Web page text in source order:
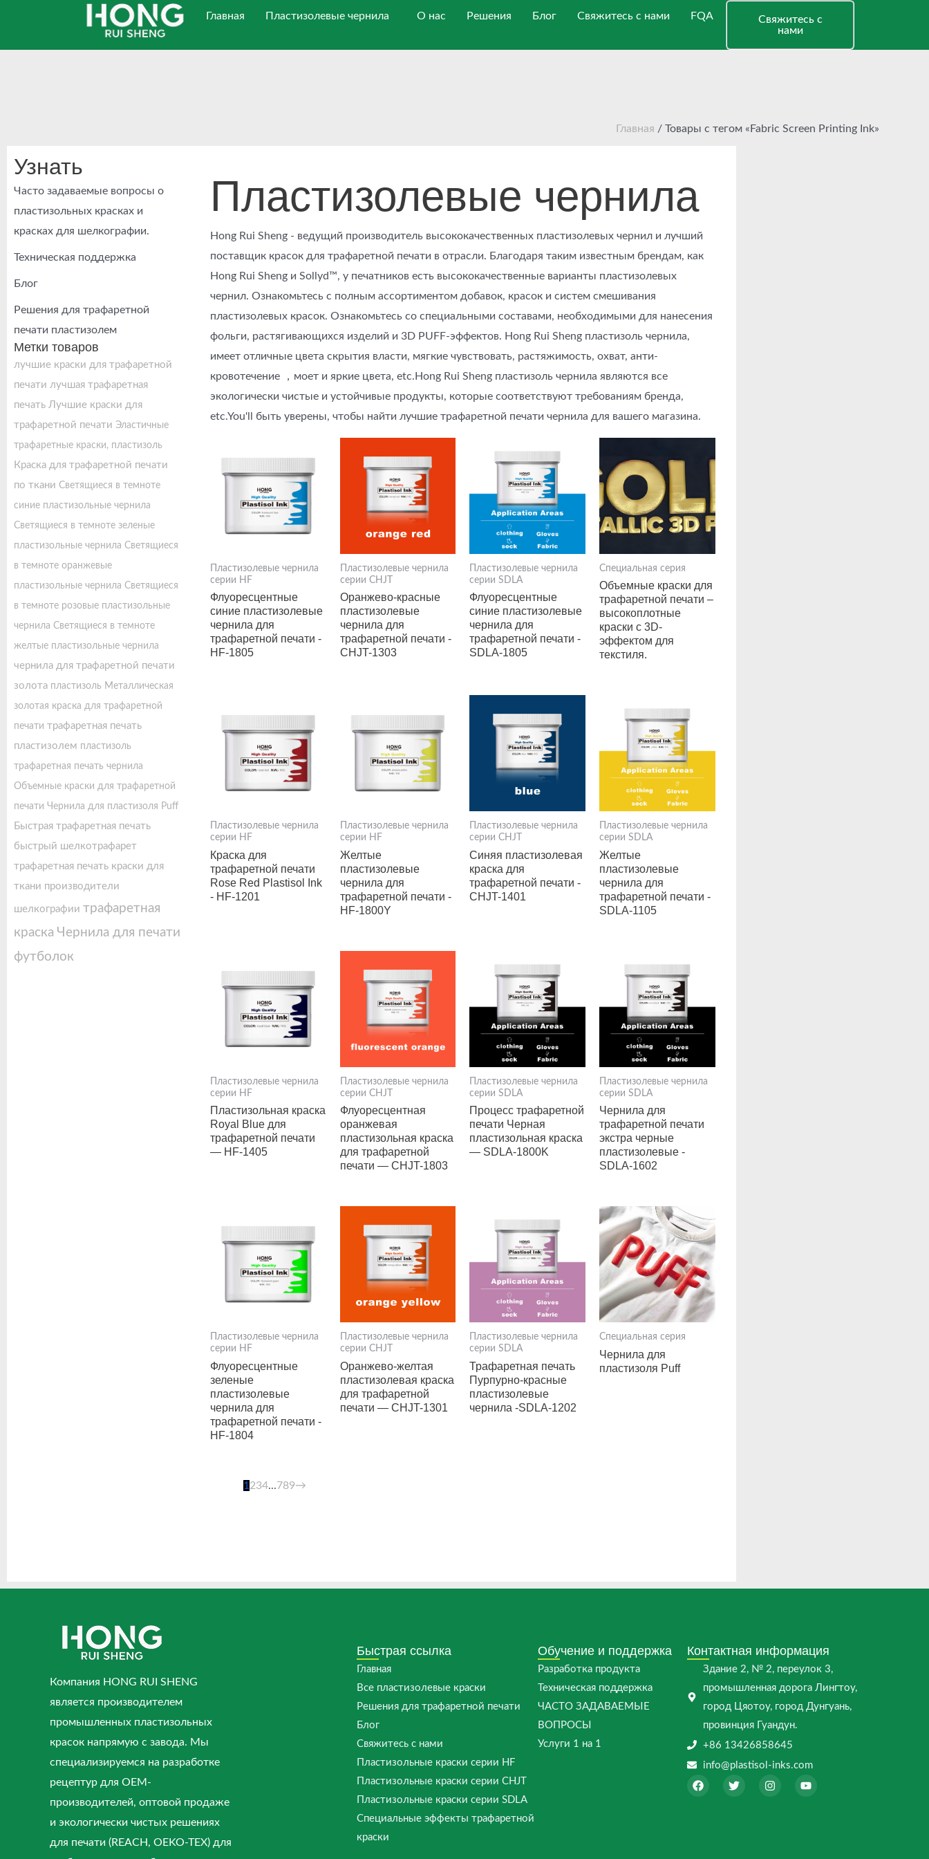
содержанию
Главная Пластизолевые чернила О нас Решения Блог Свяжитесь с нами FQA
Свяжитесь с
нами
Главная / Товары с тегом «Fabric Screen Printing Ink»
Узнать
Часто задаваемые вопросы о
пластизольных красках и
красках для шелкографии.
Техническая поддержка
Блог
Решения для трафаретной
печати пластизолем
Метки товаров
лучшие краски для трафаретной
печати лучшая трафаретная
печать Лучшие краски для
трафаретной печати Эластичные
трафаретные краски, пластизоль
Краска для трафаретной печати
по ткани Светящиеся в темноте
синие пластизольные чернила
Светящиеся в темноте зеленые
пластизольные чернила Светящиеся
в темноте оранжевые
пластизольные чернила Светящиеся
в темноте розовые пластизольные
чернила Светящиеся в темноте
желтые пластизольные чернила
чернила для трафаретной печати
золота пластизоль Металлическая
золотая краска для трафаретной
печати трафаретная печать
пластизолем пластизоль
трафаретная печать чернила
Объемные краски для трафаретной
печати Чернила для пластизоля Puff
Быстрая трафаретная печать
быстрый шелкотрафарет
трафаретная печать краски для
ткани производители
шелкографии трафаретная
краска Чернила для печати
футболок
Пластизолевые чернила
Hong Rui Sheng - ведущий производитель высококачественных пластизолевых чернил и лучший
поставщик красок для трафаретной печати в отрасли. Благодаря таким известным брендам, как
Hong Rui Sheng и Sollyd™, у печатников есть высококачественные варианты пластизолевых
чернил. Ознакомьтесь с полным ассортиментом добавок, красок и систем смешивания
пластизолевых красок. Ознакомьтесь со специальными составами, необходимыми для нанесения
фольги, растягивающихся изделий и 3D PUFF-эффектов. Hong Rui Sheng пластизоль чернила,
имеет отличные цвета скрытия власти, мягкие чувствовать, растяжимость, охват, анти-
кровотечение ，моет и яркие цвета, etc.Hong Rui Sheng пластизоль чернила являются все
экологически чистые и устойчивые продукты, которые соответствуют требованиям бренда,
etc.You'll быть уверены, чтобы найти лучшие трафаретной печати чернила для вашего магазина.
Пластизолевые чернила
серии HF
Флуоресцентные
синие пластизолевые
чернила для
трафаретной печати -
HF-1805
Пластизолевые чернила
серии CHJT
Оранжево-красные
пластизолевые
чернила для
трафаретной печати -
CHJT-1303
Пластизолевые чернила
серии SDLA
Флуоресцентные
синие пластизолевые
чернила для
трафаретной печати -
SDLA-1805
Специальная серия
Объемные краски для
трафаретной печати –
высокоплотные
краски с 3D-
эффектом для
текстиля.
Пластизолевые чернила
серии HF
Краска для
трафаретной печати
Rose Red Plastisol Ink
- HF-1201
Пластизолевые чернила
серии HF
Желтые
пластизолевые
чернила для
трафаретной печати -
HF-1800Y
Пластизолевые чернила
серии CHJT
Синяя пластизолевая
краска для
трафаретной печати -
CHJT-1401
Пластизолевые чернила
серии SDLA
Желтые
пластизолевые
чернила для
трафаретной печати -
SDLA-1105
Пластизолевые чернила
серии HF
Пластизольная краска
Royal Blue для
трафаретной печати
— HF-1405
Пластизолевые чернила
серии CHJT
Флуоресцентная
оранжевая
пластизольная краска
для трафаретной
печати — CHJT-1803
Пластизолевые чернила
серии SDLA
Процесс трафаретной
печати Черная
пластизольная краска
— SDLA-1800K
Пластизолевые чернила
серии SDLA
Чернила для
трафаретной печати
экстра черные
пластизолевые -
SDLA-1602
Пластизолевые чернила
серии HF
Флуоресцентные
зеленые
пластизолевые
чернила для
трафаретной печати -
HF-1804
Пластизолевые чернила
серии CHJT
Оранжево-желтая
пластизолевая краска
для трафаретной
печати — CHJT-1301
Пластизолевые чернила
серии SDLA
Трафаретная печать
Пурпурно-красные
пластизолевые
чернила -SDLA-1202
Специальная серия
Чернила для
пластизоля Puff
1 234...789→
Компания HONG RUI SHENG
является производителем
промышленных пластизольных
красок напрямую с завода. Мы
специализируемся на разработке
рецептур для OEM-
производителей, оптовой продаже
и экологически чистых решениях
для печати (REACH, OEKO-TEX) для
Быстрая ссылка
Главная
Все пластизолевые краски
Решения для трафаретной печати
Блог
Свяжитесь с нами
Пластизольные краски серии HF
Пластизольные краски серии CHJT
Пластизольные краски серии SDLA
Специальные эффекты трафаретной
краски
Обучение и поддержка
Разработка продукта
Техническая поддержка
ЧАСТО ЗАДАВАЕМЫЕ
ВОПРОСЫ
Услуги 1 на 1
Контактная информация
Здание 2, № 2, переулок 3,
промышленная дорога Лингтоу,
город Цяотоу, город Дунгуань,
провинция Гуандун.
+86 13426858645
info@plastisol-inks.com
F
a
T
w
I
n
Y
o